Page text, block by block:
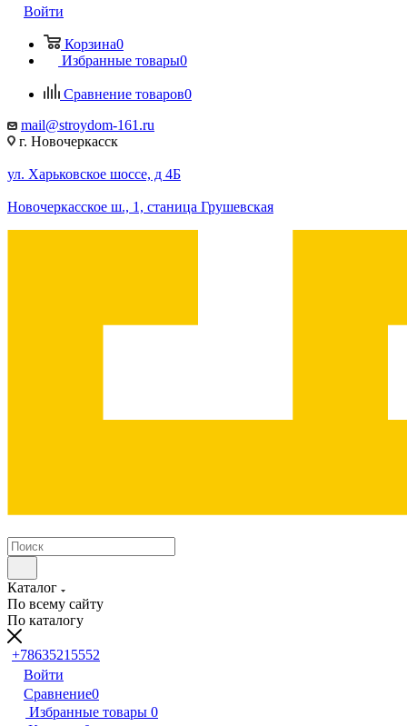
Войти
Корзина0
Избранные товары0
Сравнение товаров0
mail@stroydom-161.ru
г. Новочеркасск
ул. Харьковское шоссе, д 4Б
Новочеркасское ш., 1, станица Грушевская
Каталог
По всему сайту
По каталогу
+78635215552
Войти
Сравнение0
Избранные товары 0